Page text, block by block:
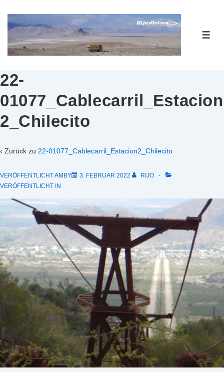
Zum
Inhalt
22-
01077_Cablecarril_Estacion
2_Chilecito
‹ Zurück zu 22-01077_Cablecarril_Estacion2_Chilecito
VERÖFFENTLICHT AMBY 3. FEBRUAR 2022
RIJO
VERÖFFENTLICHT IN